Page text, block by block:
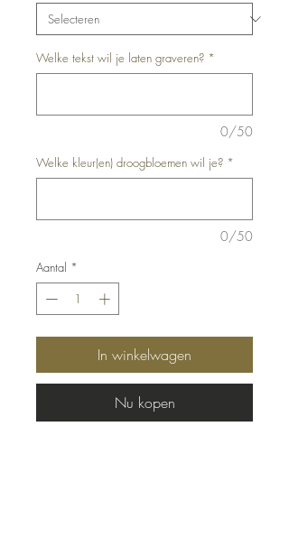
Welke tekst wil je laten graveren? *
0/50
Welke kleur(en) droogbloemen wil je? *
0/50
Aantal *
In winkelwagen
Nu kopen